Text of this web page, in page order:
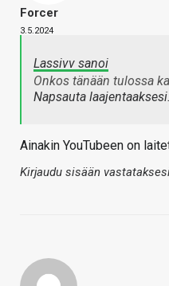
Forcer
3.5.2024
Lassivv sanoi
Onkos tänään tulossa
Napsauta
Ainakin YouTubeen on
Kirjaudu sisään